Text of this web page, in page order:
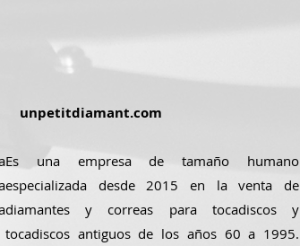
unpetitdiamant.com
Es una empresa de tamaño humano
especializada desde 2015 en la venta de
diamantes y correas para tocadiscos y
tocadiscos antiguos de los años 60 a 1995.